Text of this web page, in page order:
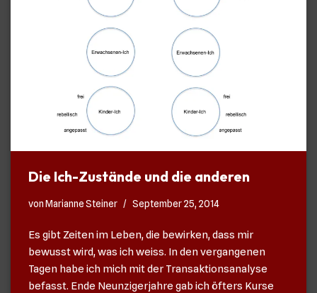
Die Ich-Zustände und die anderen
vonMarianne Steiner September 25, 2014
Es gibt Zeiten im Leben, die bewirken, dass mir
bewusst wird, was ich weiss. In den vergangenen
Tagen habe ich mich mit der Transaktionsanalyse
befasst. Ende Neunzigerjahre gab ich öfters Kurse